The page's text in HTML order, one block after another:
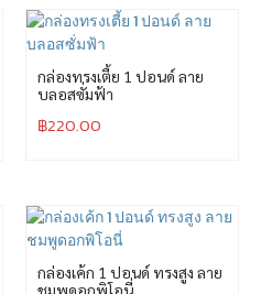
กล่องทรงเตี้ย 1 ปอนด์ ลาย
บลอสซั่มฟ้า
฿220.00
กล่องเค้ก 1 ปอนด์ ทรงสูง ลาย
ชมพูดอกพิโอนี่